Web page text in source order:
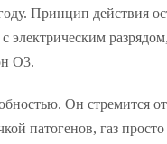
Принцип действия
электрическим
O3.
Он стремится
патогенов, газ просто